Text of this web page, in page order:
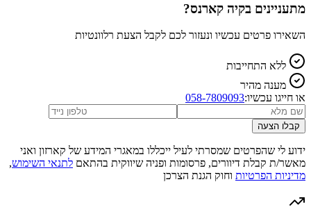
מתעניינים בקיה קארנס?
השאירו פרטים עכשיו ונעזור לכם לקבל הצעת רלוונטיות
ללא התחייבות
מענה מהיר
או חייגו עכשיו:058-7809093
קבלו הצעה
ידוע לי שהפרטים שמסרתי לעיל ייכללו במאגרי המידע של קארזון ואני
מאשר/ת קבלת דיוורים, פרסומות ופניה שיווקית בהתאם לתנאי השימוש,
מדיניות הפרטיות וחוק הגנת הצרכן